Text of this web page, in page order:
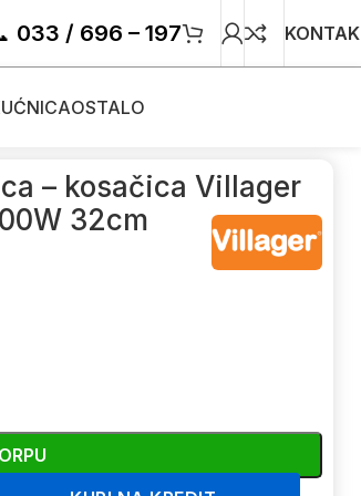
033 / 696 – 197
OSTALO
– kosačica Villager
32cm